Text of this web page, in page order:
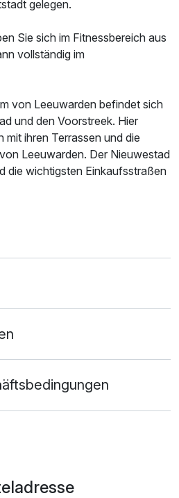
gelegen.
Sie sich im Fitnessbereich aus
vollständig im
von Leeuwarden befindet sich
und den Voorstreek. Hier
mit ihren Terrassen und die
Leeuwarden. Der Nieuwestad
die wichtigsten Einkaufsstraßen